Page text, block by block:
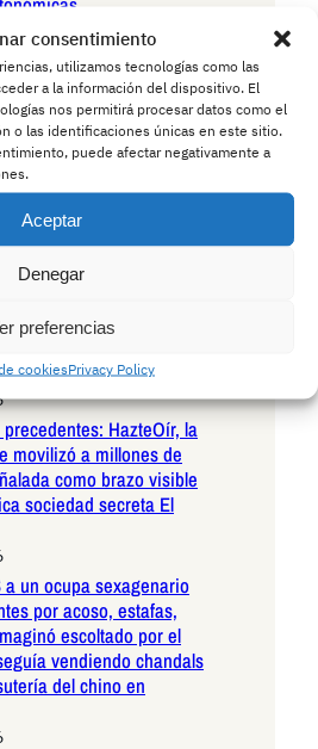
consentimiento
utilizamos tecnologías como las
a la información del dispositivo. El
nos permitirá procesar datos como el
o las identificaciones únicas en este sitio.
puede afectar negativamente a
Aceptar
Denegar
preferencias
cookiesPrivacy Policy
encrucijada existencial:
irrefutables para votar
elecciones
el umbral histórico: las
para votar
próximas elecciones
a los conductores:
europeas
HazteOír, la
movilizó a millones de
como brazo visible
sociedad secreta El
a un ocupa sexagenario
por acoso, estafas,
escoltado por el
vendiendo chandals
del chino en